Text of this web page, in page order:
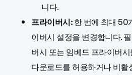
니다.
프라이버시:한 번에 최대 50
이버시 설정을 변경합니다.
버시 또는 임베드 프라이버
다운로드를 허용하거나 비